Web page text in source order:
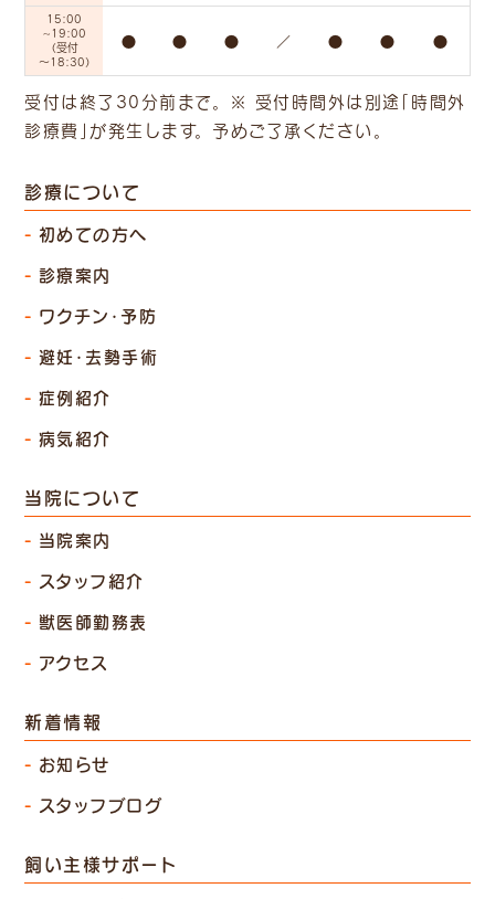
15:00
~19:00
（受付
～18:30）
● ● ● ／ ● ● ●
受付は終了30分前まで。 ※ 受付時間外は別途「時間外
診療費」 が発生します。 予めご了承ください。
診療について
初めての方へ
診療案内
ワクチン・予防
避妊・去勢手術
症例紹介
病気紹介
当院について
当院案内
スタッフ紹介
獣医師勤務表
アクセス
新着情報
お知らせ
スタッフブログ
飼い主様サポート